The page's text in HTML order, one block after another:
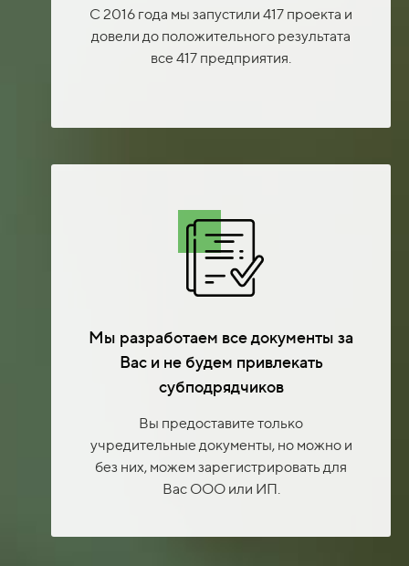
С 2016 года мы запустили 417 проекта и
довели до положительного результата
все 417 предприятия.
Мы разработаем все документы за
Вас и не будем привлекать
субподрядчиков
Вы предоставите только
учредительные документы, но можно и
без них, можем зарегистрировать для
Вас ООО или ИП.